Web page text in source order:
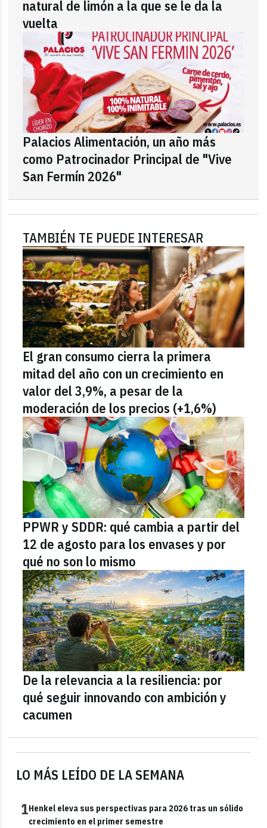
LO MÁS LEÍDO DE LA SEMANA
1Henkel eleva sus perspectivas para 2026 tras un sólido
crecimiento en el primer semestre
natural de limón a la que se le da la
vuelta
Palacios Alimentación, un año más
como Patrocinador Principal de "Vive
San Fermín 2026"
TAMBIÉN TE PUEDE INTERESAR
El gran consumo cierra la primera
mitad del año con un crecimiento en
valor del 3,9%, a pesar de la
moderación de los precios (+1,6%)
PPWR y SDDR: qué cambia a partir del
12 de agosto para los envases y por
qué no son lo mismo
De la relevancia a la resiliencia: por
qué seguir innovando con ambición y
cacumen